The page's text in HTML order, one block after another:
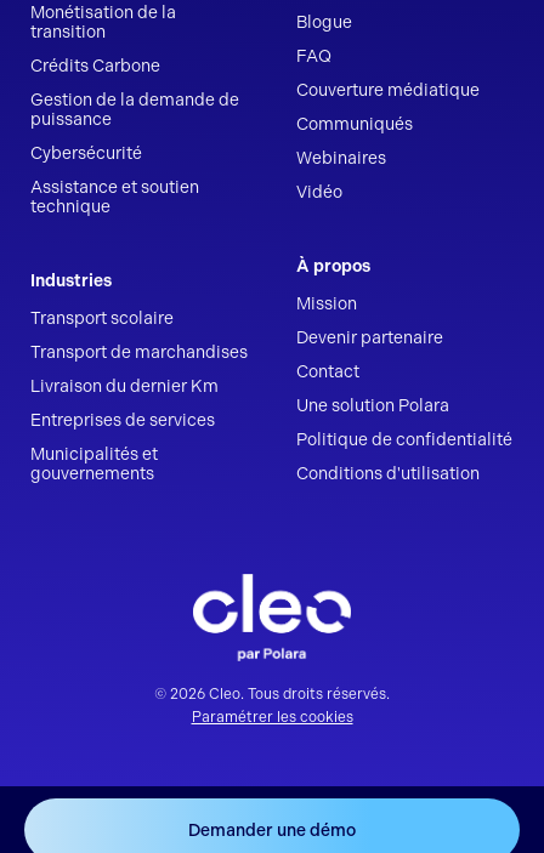
Monétisation de la
transition
Crédits Carbone
Gestion de la demande de
puissance
Cybersécurité
Assistance et soutien
technique
Industries
Transport scolaire
Transport de marchandises
Livraison du dernier Km
Entreprises de services
Municipalités et
gouvernements
Blogue
FAQ
Couverture médiatique
Communiqués
Webinaires
Vidéo
À propos
Mission
Devenir partenaire
Contact
Une solution Polara
Politique de confidentialité
Conditions d'utilisation
© 2026 Cleo. Tous droits réservés.
Paramétrer les cookies
Demander une démo